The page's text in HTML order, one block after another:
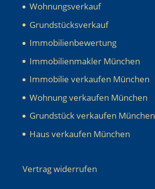
Wohnungsverkauf
Grundstücksverkauf
Immobilienbewertung
Immobilienmakler München
Immobilie verkaufen München
Wohnung verkaufen München
Grundstück verkaufen München
Haus verkaufen München
Vertrag widerrufen